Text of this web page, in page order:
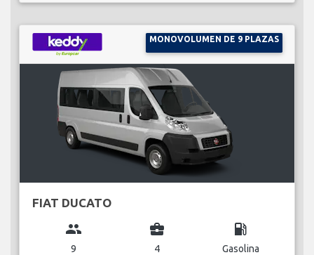
MONOVOLUMEN DE 9 PLAZAS
FIAT DUCATO
group
9
business_center
4
local_gas_station
Gasolina